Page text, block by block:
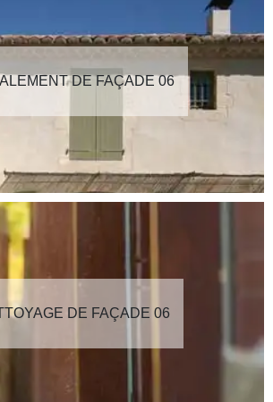
DE FAÇADE 06
DE FAÇADE 06